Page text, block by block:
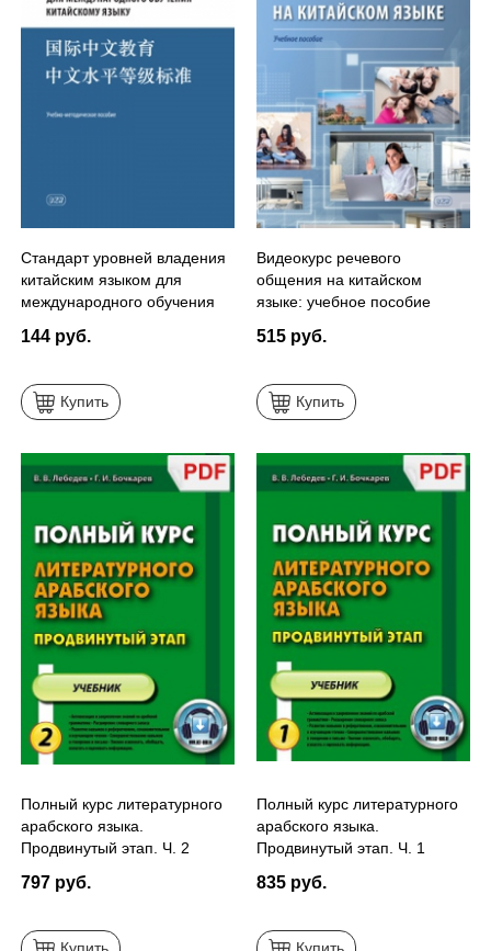
Стандарт уровней владения
китайским языком для
международного обучения
144 руб.
Купить
Видеокурс речевого
общения на китайском
языке: учебное пособие
515 руб.
Купить
Полный курс литературного
арабского языка.
Продвинутый этап. Ч. 2
797 руб.
Полный курс литературного
арабского языка.
Продвинутый этап. Ч. 1
835 руб.